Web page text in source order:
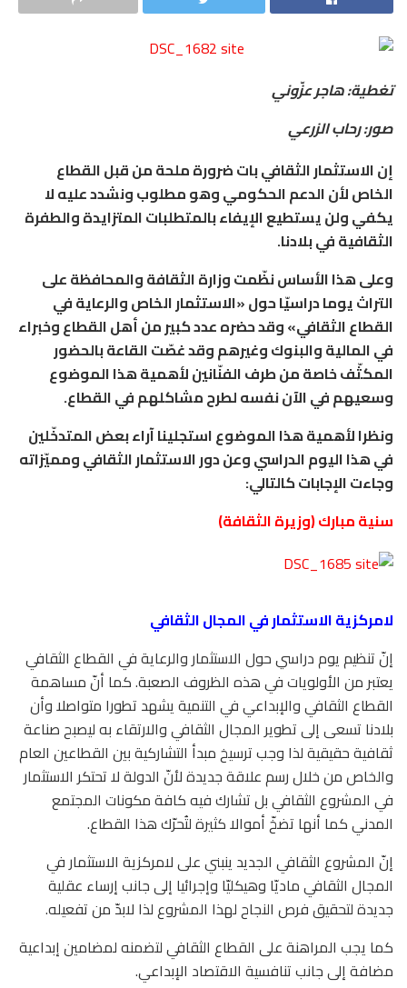
تغطية: هاجر عزّوني
صور: رحاب الزرعي
إن الاستثمار الثقافي بات ضرورة ملحة من قبل القطاع
الخاص لأن الدعم الحكومي وهو مطلوب ونشدد عليه لا
يكفي ولن يستطيع الإيفاء بالمتطلبات المتزايدة والطفرة
الثقافية في بلادنا.
وعلى هذا الأساس نظّمت وزارة الثقافة والمحافظة على
التراث يوما دراسيّا حول «الاستثمار الخاص والرعاية في
القطاع الثقافي» وقد حضره عدد كبير من أهل القطاع وخبراء
في المالية والبنوك وغيرهم وقد غصّت القاعة بالحضور
المكثّف خاصة من طرف الفنّانين لأهمية هذا الموضوع
وسعيهم في الآن نفسه لطرح مشاكلهم في القطاع.
ونظرا لأهمية هذا الموضوع استجلينا آراء بعض المتدخّلين
في هذا اليوم الدراسي وعن دور الاستثمار الثقافي ومميّزاته
وجاءت الإجابات كالتالي:
سنية مبارك (وزيرة الثقافة)
لامركزية الاستثمار في المجال الثقافي
إنّ تنظيم يوم دراسي حول الاستثمار والرعاية في القطاع الثقافي
يعتبر من الأولويات في هذه الظروف الصعبة. كما أنّ مساهمة
القطاع الثقافي والإبداعي في التنمية يشهد تطورا متواصلا وأن
بلادنا تسعى إلى تطوير المجال الثقافي والارتقاء به ليصبح صناعة
ثقافية حقيقية لذا وجب ترسيخ مبدأ التشاركية بين القطاعين العام
والخاص من خلال رسم علاقة جديدة لأنّ الدولة لا تحتكر الاستثمار
في المشروع الثقافي بل تشارك فيه كافة مكونات المجتمع
المدني كما أنها تضخّ أموالا كثيرة لتُحرّك هذا القطاع.
إنّ المشروع الثقافي الجديد ينبني على لامركزية الاستثمار في
المجال الثقافي ماديّا وهيكليّا وإجرائيا إلى جانب إرساء عقلية
جديدة لتحقيق فرص النجاح لهذا المشروع لذا لابدّ من تفعيله.
كما يجب المراهنة على القطاع الثقافي لتضمنه لمضامين إبداعية
مضافة إلى جانب تنافسية الاقتصاد الإبداعي.